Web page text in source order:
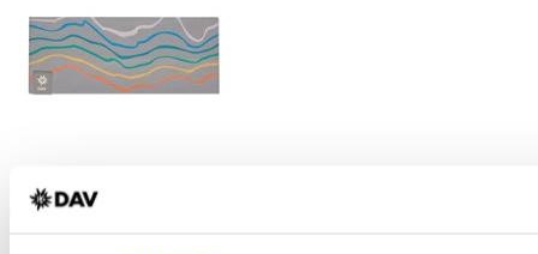
DAV Igelskopf Unisex Sportstirnband
schnelltrocknend - atmungsaktiv - hellgrau - DAV Design